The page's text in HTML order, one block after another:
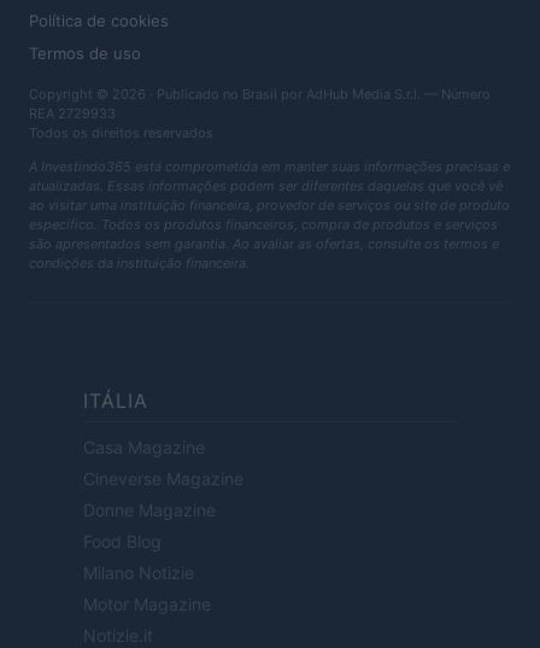
Política de cookies
Termos de uso
Copyright © 2026 · Publicado no Brasil por AdHub Media S.r.l. — Número
REA 2729933
Todos os direitos reservados
A Investindo365 está comprometida em manter suas informações precisas e
atualizadas. Essas informações podem ser diferentes daquelas que você vê
ao visitar uma instituição financeira, provedor de serviços ou site de produto
específico. Todos os produtos financeiros, compra de produtos e serviços
são apresentados sem garantia. Ao avaliar as ofertas, consulte os termos e
condições da instituição financeira.
ITÁLIA
Casa Magazine
Cineverse Magazine
Donne Magazine
Food Blog
Milano Notizie
Motor Magazine
Notizie.it